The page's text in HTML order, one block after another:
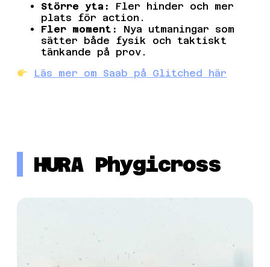
Större yta:
Fler hinder och mer
plats för action.
Fler moment:
Nya utmaningar som
sätter både fysik och taktiskt
tänkande på prov.
Läs mer om Saab på Glitched här
HURA Phygicross